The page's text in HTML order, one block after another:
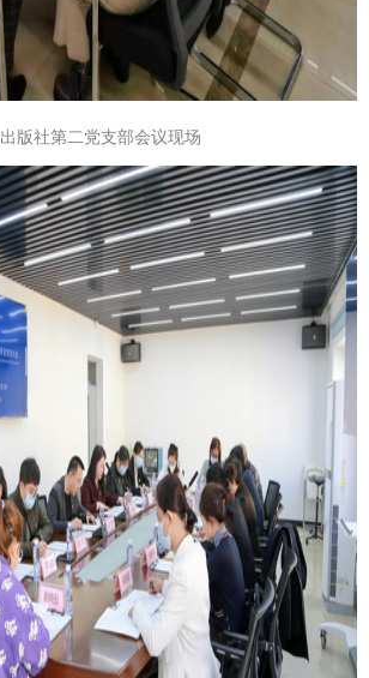
出版社第二党支部会议现场